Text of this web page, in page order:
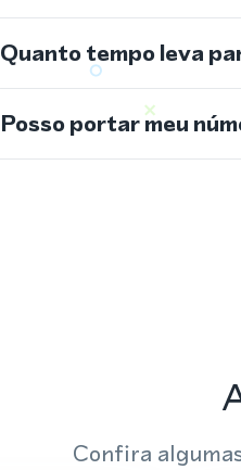
Quanto tempo leva
Posso portar meu
Confira